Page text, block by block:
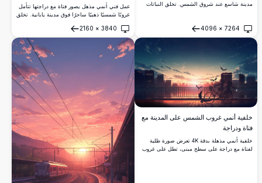
مدينة شاسع عند شروق الشمس. تخلق النباتات
ومنتجة مثالية للدراسة أو الاسترخاء.
7264
×
4096
فتح
عمل فني أنمي مذهل يصور فتاة مع دراجتها تتأمل
غروبًا شمسيًا ذهبيًا ساحرًا فوق مدينة يابانية. تخلق
أجواءً حنينية وهادئة.
3840
×
2160
فتح
خلفية أنمي غروب الشمس على المدينة مع
فتاة ودراجة
خلفية أنمي مذهلة بدقة 4K تعرض صورة ظلية
لفتاة مع دراجة على سطح مبنى، تطل على غروب